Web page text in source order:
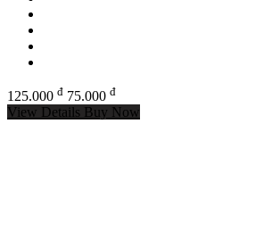
125.000 đ 75.000 đ
View Details Buy Now